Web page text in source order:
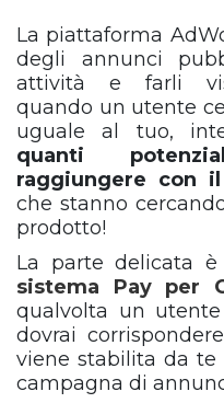
La piattaforma
degli annunci
attività e farli
quando un utente
uguale al tuo,
quanti
raggiungere con
che stanno
prodotto!
La parte delicata è
sistema Pay per
qualvolta un
dovrai
viene stabilita da te
campagna di